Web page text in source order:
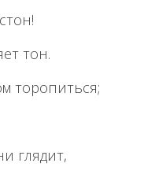
тон.
торопиться;
глядит,